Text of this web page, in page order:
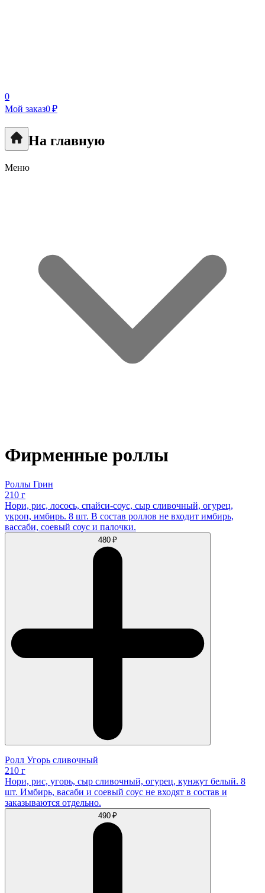
0
Мой заказ0 ₽
На главную
Меню
Фирменные роллы
Роллы Грин
210 г
Нори, рис, лосось, спайси-соус, сыр сливочный, огурец,
укроп, имбирь. 8 шт. В состав роллов не входит имбирь,
вассаби, соевый соус и палочки.
480 ₽
Ролл Угорь сливочный
210 г
Нори, рис, угорь, сыр сливочный, огурец, кунжут белый. 8
шт. Имбирь, васаби и соевый соус не входят в состав и
заказываются отдельно.
490 ₽